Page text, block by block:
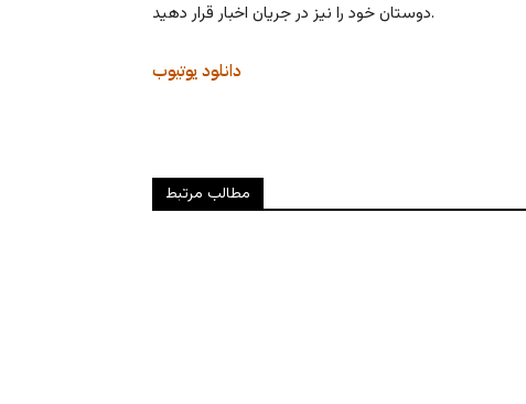
دوستان خود را نیز در جریان اخبار قرار دهید.
یوتیوب دانلود
مطالب مرتبط